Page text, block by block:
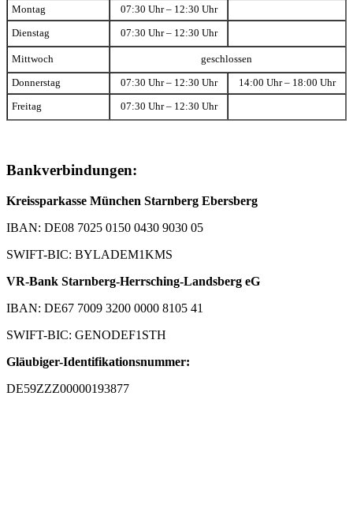
Montag 07:30 Uhr – 12:30 Uhr
Dienstag 07:30 Uhr – 12:30 Uhr
Mittwoch geschlossen
Donnerstag 07:30 Uhr – 12:30 Uhr 14:00 Uhr – 18:00 Uhr
Freitag 07:30 Uhr – 12:30 Uhr
Bankverbindungen:
Kreissparkasse München Starnberg Ebersberg
IBAN: DE08 7025 0150 0430 9030 05
SWIFT-BIC: BYLADEM1KMS
VR-Bank Starnberg-Herrsching-Landsberg eG
IBAN: DE67 7009 3200 0000 8105 41
SWIFT-BIC: GENODEF1STH
Gläubiger-Identifikationsnummer:
DE59ZZZ00000193877